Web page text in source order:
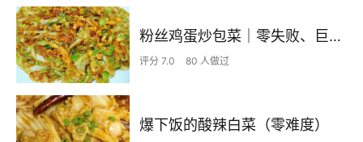
粉丝鸡蛋炒包菜｜零失败、巨下饭
评分 7.0 80 人做过
爆下饭的酸辣白菜（零难度）